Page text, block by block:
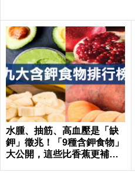
水腫、抽筋、高血壓是「缺
鉀」徵兆！「9種含鉀食物」
大公開，這些比香蕉更補鉀